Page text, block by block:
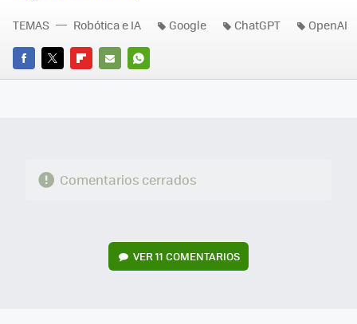
FACEBOOK
TWITTERFLIPBOARD
E-
WHATSAPP
TEMAS Robótica e IA Google ChatGPT OpenAI
Comentarios cerrados
VER 11 COMENTARIOS